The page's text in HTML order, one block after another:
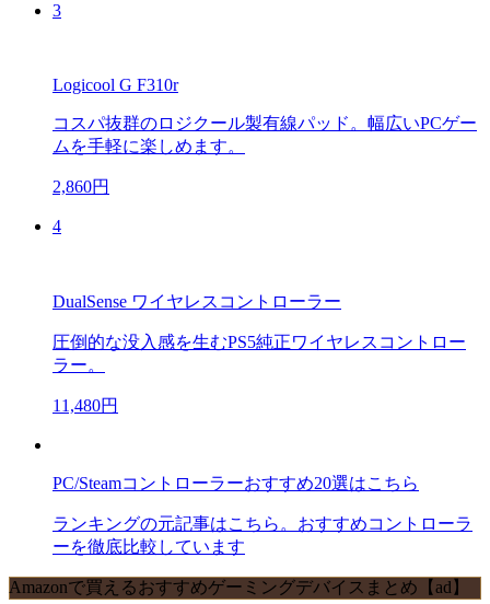
3
Logicool G F310r
コスパ抜群のロジクール製有線パッド。幅広いPCゲー
ムを手軽に楽しめます。
2,860円
4
DualSense ワイヤレスコントローラー
圧倒的な没入感を生むPS5純正ワイヤレスコントロー
ラー。
11,480円
PC/Steamコントローラーおすすめ20選はこちら
ランキングの元記事はこちら。おすすめコントローラ
ーを徹底比較しています
Amazonで買えるおすすめゲーミングデバイスまとめ【ad】